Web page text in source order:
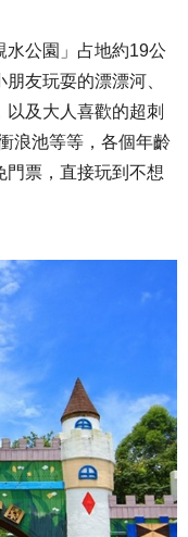
水公園」占地約19公
友玩耍的漂漂河、
及大人喜歡的超刺
浪池等等，各個年齡
門票，直接玩到不想